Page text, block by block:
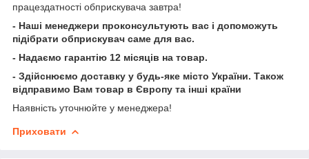
працездатності обприскувача завтра!
- Наші менеджери проконсультують вас і допоможуть
підібрати обприскувач саме для вас.
- Надаємо гарантію 12 місяців на товар.
- Здійснюємо доставку у будь-яке місто України. Також
відправимо Вам товар в Європу та інші країни
Наявність уточнюйте у менеджера!
Приховати